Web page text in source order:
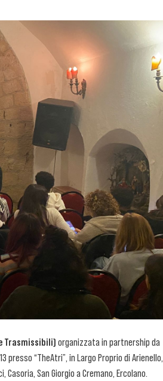
Trasmissibili) organizzata in partnership da
presso “TheAtri”, in Largo Proprio di Arienello,
San Giorgio a Cremano, Ercolano.